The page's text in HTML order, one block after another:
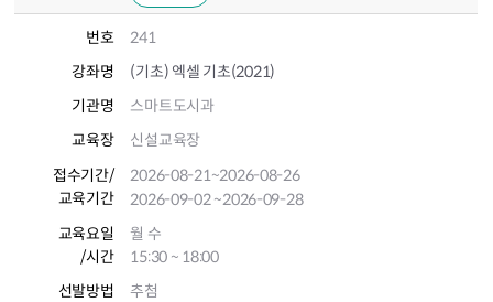
번호
241
강좌명
(기초) 엑셀 기초(2021)
기관명
스마트도시과
교육장
신설교육장
접수기간/
교육기간
2026-08-21~2026-08-26
2026-09-02~2026-09-28
교육요일
/시간
월 수
15:30 ~ 18:00
선발방법
추첨